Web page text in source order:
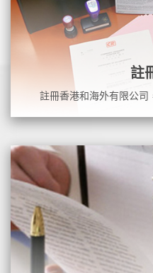
註
註冊香港和海外有限公司